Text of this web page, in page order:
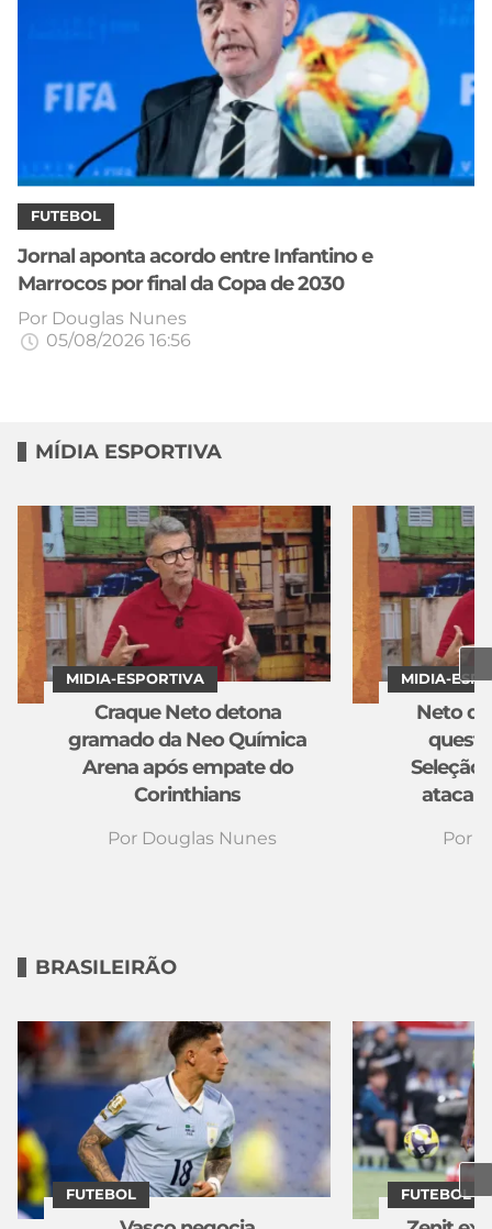
FUTEBOL
Jornal aponta acordo entre Infantino e
Marrocos por final da Copa de 2030
Por Douglas Nunes
05/08/2026 16:56
MÍDIA ESPORTIVA
Craque Neto detona
gramado da Neo Química
Arena após empate do
Corinthians
Por Douglas Nunes
MIDIA-ESPORTIVA
Neto
Por
MIDIA-
BRASILEIRÃO
FUTEBOL FUTEBOL